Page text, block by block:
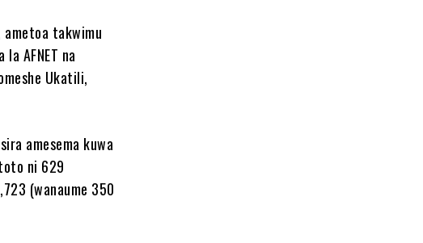
ametoa takwimu
AFNET na
Ukatili,
amesema kuwa
ni 629
(wanaume 350